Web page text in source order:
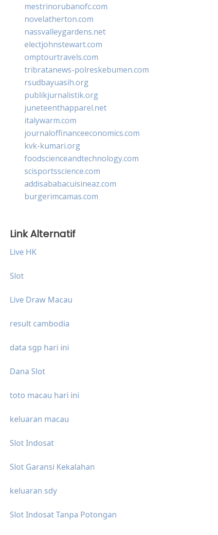
mestrinorubanofc.com
novelatherton.com
nassvalleygardens.net
electjohnstewart.com
omptourtravels.com
tribratanews-polreskebumen.com
rsudbayuasih.org
publikjurnalistik.org
juneteenthapparel.net
italywarm.com
journaloffinanceeconomics.com
kvk-kumari.org
foodscienceandtechnology.com
scisportsscience.com
addisababacuisineaz.com
burgerimcamas.com
Link Alternatif
Live HK
Slot
Live Draw Macau
result cambodia
data sgp hari ini
Dana Slot
toto macau hari ini
keluaran macau
Slot Indosat
Slot Garansi Kekalahan
keluaran sdy
Slot Indosat Tanpa Potongan